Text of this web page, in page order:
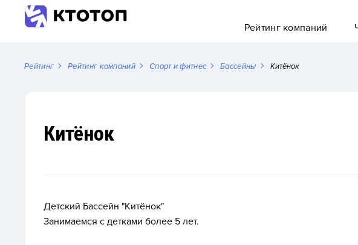
Рейтинг компаний
Рейтинг Рейтинг компаний Спорт и фитнес Бассейны Китёнок
Китёнок
Детский Бассейн "Китёнок"
Занимаемся с детками более 5 лет.